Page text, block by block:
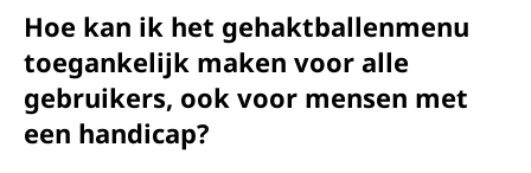
Hoe kan ik het gehaktballenmenu
toegankelijk maken voor alle
gebruikers, ook voor mensen met
een handicap?